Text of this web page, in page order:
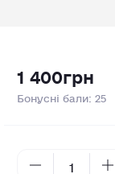
1 400грн
Бонусні бали: 25